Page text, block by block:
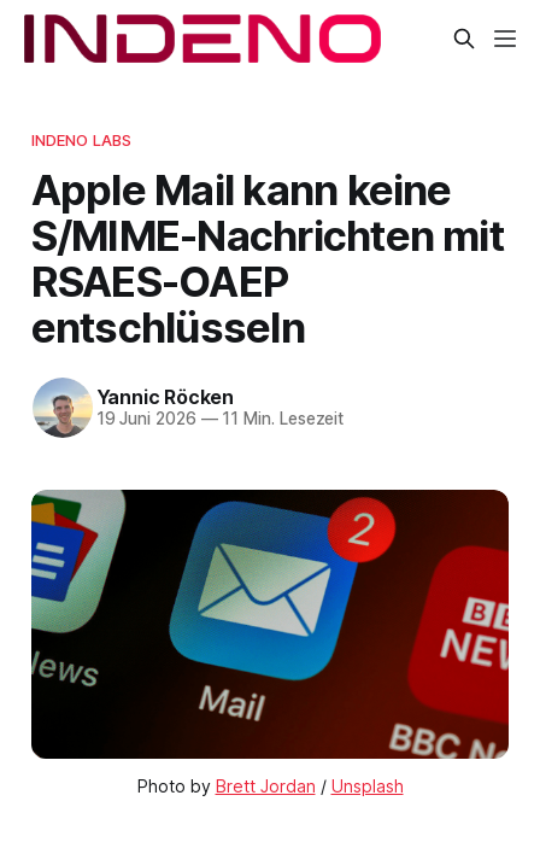
INDENO LABS
Apple Mail kann keine
S/MIME-Nachrichten mit
RSAES-OAEP
entschlüsseln
Yannic Röcken
19 Juni 2026 —11 Min. Lesezeit
Photo by Brett Jordan / Unsplash